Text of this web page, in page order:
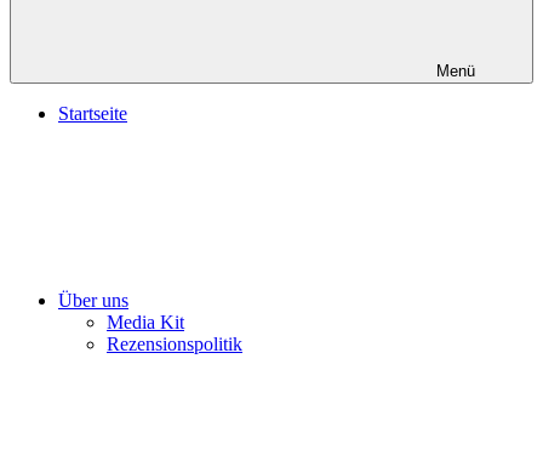
Menü
Startseite
Über uns
Media Kit
Rezensionspolitik